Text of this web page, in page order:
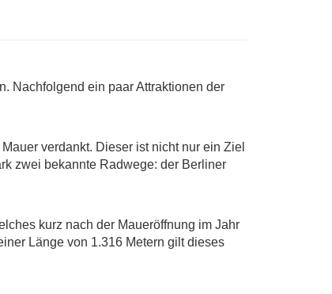
Nachfolgend ein paar Attraktionen der
verdankt. Dieser ist nicht nur ein Ziel
zwei bekannte Radwege: der Berliner
kurz nach der Maueröffnung im Jahr
Länge von 1.316 Metern gilt dieses